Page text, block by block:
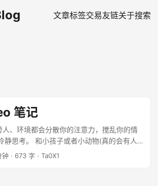
文章标签交易友链关于搜索
笔记
人、环境都会分散你的注意力，搅乱你的情
静思考。 和小孩子或者小动物(真的会有人
小动物只有训斥)吵就会有一种掌握局势的
钟 · 673 字 · Ta0X1